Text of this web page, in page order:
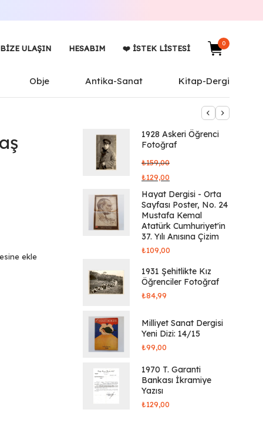
BIZE ULAŞIN HESABIM ❤️ İSTEK LISTESI
0
Obje Antika-Sanat Kitap-Dergi
ekle
1928 Askeri Öğrenci
Fotoğraf
₺159,00
₺129,00
Hayat Dergisi - Orta
Sayfası Poster, No. 24
Mustafa Kemal
Atatürk Cumhuriyet'in
37. Yılı Anısına Çizim
₺109,00
1931 Şehitlikte Kız
Öğrenciler Fotoğraf
₺84,99
Milliyet Sanat Dergisi
Yeni Dizi: 14/15
₺99,00
1970 T. Garanti
Bankası İkramiye
Yazısı
₺129,00